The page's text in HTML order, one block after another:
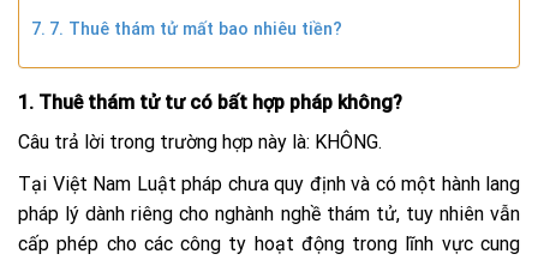
7. Thuê thám tử mất bao nhiêu tiền?
1. Thuê thám tử tư có bất hợp pháp không?
Câu trả lời trong trường hợp này là: KHÔNG.
Tại Việt Nam Luật pháp chưa quy định và có một hành lang
pháp lý dành riêng cho nghành nghề thám tử, tuy nhiên vẫn
cấp phép cho các công ty hoạt động trong lĩnh vực cung